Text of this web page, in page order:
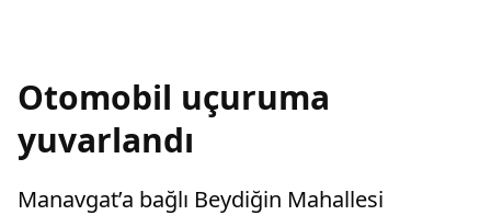
Otomobil uçuruma
yuvarlandı
Manavgat’a bağlı Beydiğin Mahallesi